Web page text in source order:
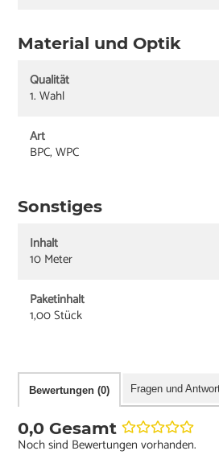
Material und Optik
Qualität
1. Wahl
Art
BPC, WPC
Sonstiges
Inhalt
10 Meter
Paketinhalt
1,00 Stück
Bewertungen (0) Fragen und
0,0 Gesamt
Noch sind Bewertungen vorhanden.